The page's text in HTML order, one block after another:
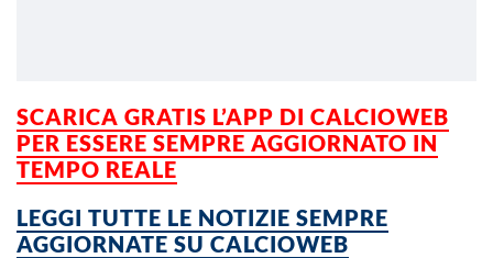
SCARICA GRATIS L’APP DI CALCIOWEB
PER ESSERE SEMPRE AGGIORNATO IN
TEMPO REALE
LEGGI TUTTE LE NOTIZIE SEMPRE
AGGIORNATE SU CALCIOWEB